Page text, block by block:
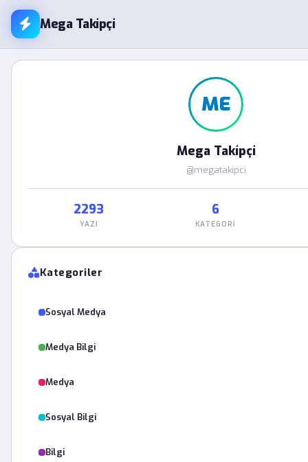
Mega Takipçi
ME
Mega Takipçi
@megatakipci
2293
YAZI
6
KATEGORI
Kategoriler
Sosyal Medya
Medya Bilgi
Medya
Sosyal Bilgi
Bilgi